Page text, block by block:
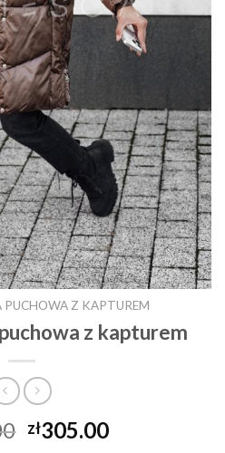
Z KAPTUREM
z kapturem
zł305.00